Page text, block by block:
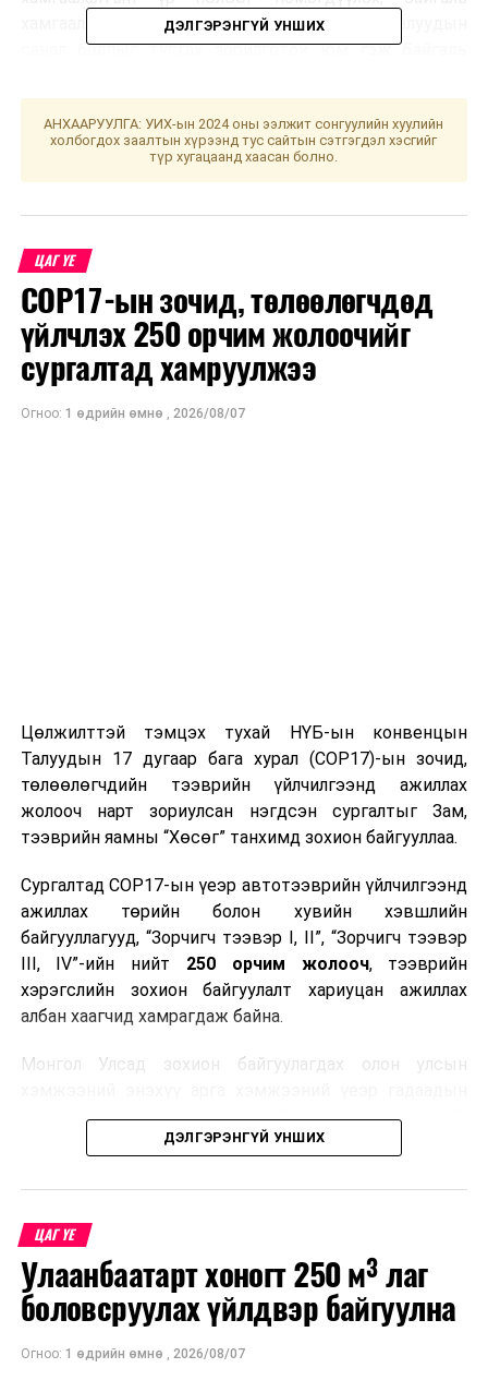
хамгааллын үйл ажиллагаанд оролцогч талуудын
санал бодлыг тусгах зорилготой юмгэж Байгаль
мэдээллээ.
Японы хөрөнгө оруулагчдыг урилаа
ӨМНӨХ МЭДЭЭ
“МА” компанийн менежер Т.Д нарын 6 хүнийг
яллагдагчаар татан, мөрдөн шалгах ажиллагааг
явуулж байна
ДЭЛГЭРЭНГҮЙ УНШИХ
АНХААРУУЛГА: УИХ-ын 2024 оны ээлжит сонгуулийн хуулийн
холбогдох заалтын хүрээнд тус сайтын сэтгэгдэл хэсгийг
түр хугацаанд хаасан болно.
ЦАГ ҮЕ
COP17-ын зочид, төлөөлөгчдөд
үйлчлэх 250 орчим жолоочийг
сургалтад хамруулжээ
Огноо: 1 өдрийн өмнө , 2026/08/07
Цөлжилттэй тэмцэх тухай НҮБ-ын конвенцын
Талуудын 17 дугаар бага хурал (COP17)-ын зочид,
төлөөлөгчдийн тээврийн үйлчилгээнд ажиллах
жолооч нарт зориулсан нэгдсэн сургалтыг Зам,
тээврийн яамны “Хөсөг” танхимд зохион байгууллаа.
Сургалтад COP17-ын үеэр автотээврийн үйлчилгээнд
ажиллах төрийн болон хувийн хэвшлийн
байгууллагууд, “Зорчигч тээвэр I, II”, “Зорчигч тээвэр
III, IV”-ийн нийт 250 орчим жолооч, тээврийн
хэрэгслийн зохион байгуулалт хариуцан ажиллах
албан хаагчид хамрагдаж байна.
Монгол Улсад зохион байгуулагдах олон улсын
зочид, төлөөлөгчдөд аюулгүй, шуурхай, соёлтой,
мэргэжлийн түвшинд тээврийн үйлчилгээ үзүүлэх
зохион байгуулалтын онцлог, зочид, төлөөлөгчдийн
ангилал, үйлчилгээний стандарт, жолооч нарын үүрэг
хариуцлага, сахилга бат, үйлчилгээний соёл, ёс зүй,
мэргэжлийн харилцааны талаар нэгдсэн мэдээлэл
өгчээ.
ДЭЛГЭРЭНГҮЙ УНШИХ
ЦАГ ҮЕ
Улаанбаатарт хоногт 250 м³ лаг
боловсруулах үйлдвэр байгуулна
Огноо: 1 өдрийн өмнө , 2026/08/07